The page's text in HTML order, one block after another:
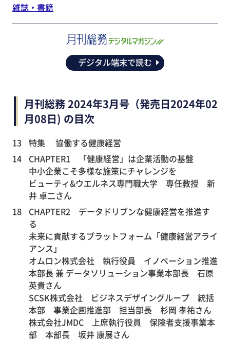
雑誌・書籍
デジタル端末で読む
月刊総務 2024年3月号（発売日2024年02
月08日) の目次
13 特集 協働する健康経営
14
CHAPTER1 「健康経営」は企業活動の基盤
中小企業こそ多様な施策にチャレンジを
ビューティ&ウエルネス専門職大学 専任教授 新
井 卓二さん
18
CHAPTER2 データドリブンな健康経営を推進す
る
未来に貢献するプラットフォーム「健康経営アライ
アンス」
オムロン株式会社 執行役員 イノベーション推進
本部長 兼 データソリューション事業本部長 石原
英貴さん
SCSK株式会社 ビジネスデザイングループ 統括
本部 事業企画推進部 担当部長 杉岡 孝祐さん
株式会社JMDC 上席執行役員 保険者支援事業本
部 本部長 坂井 康展さん